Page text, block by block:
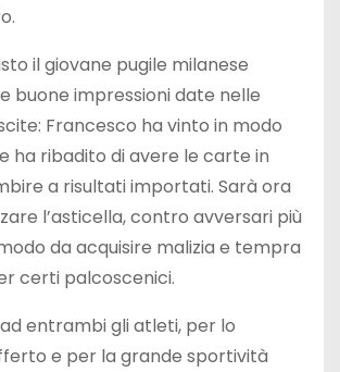
il giovane pugile milanese
buone impressioni date nelle
Francesco ha vinto in modo
ha ribadito di avere le carte in
a risultati importati. Sarà ora
l’asticella, contro avversari più
da acquisire malizia e tempra
certi palcoscenici.
entrambi gli atleti, per lo
e per la grande sportività